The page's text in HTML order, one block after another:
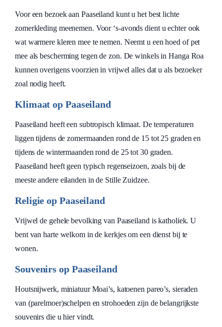
Voor een bezoek aan Paaseiland kunt u het best lichte
zomerkleding meenemen. Voor ‘s-avonds dient u echter ook
wat warmere kleren mee te nemen. Neemt u een hoed of pet
mee als bescherming tegen de zon. De winkels in Hanga Roa
kunnen overigens voorzien in vrijwel alles dat u als bezoeker
zoal nodig heeft.
Klimaat op Paaseiland
Paaseiland heeft een subtropisch klimaat. De temperaturen
liggen tijdens de zomermaanden rond de 15 tot 25 graden en
tijdens de wintermaanden rond de 25 tot 30 graden.
Paaseiland heeft geen typisch regenseizoen, zoals bij de
meeste andere eilanden in de Stille Zuidzee.
Religie op Paaseiland
Vrijwel de gehele bevolking van Paaseiland is katholiek. U
bent van harte welkom in de kerkjes om een dienst bij te
wonen.
Souvenirs op Paaseiland
Houtsnijwerk, miniatuur Moai’s, katoenen pareo’s, sieraden
van (parelmoer)schelpen en strohoeden zijn de belangrijkste
souvenirs die u hier vindt.